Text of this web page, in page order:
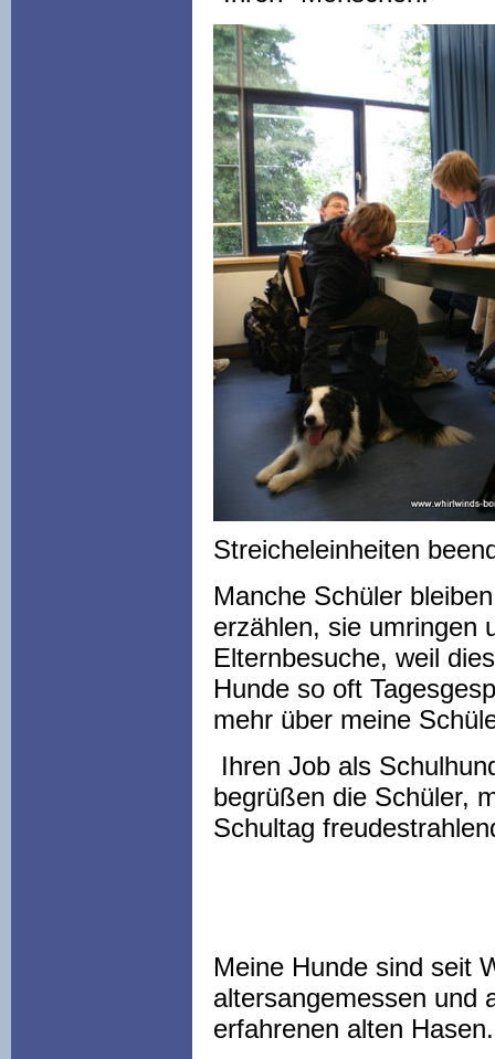
Streicheleinheiten
Manche Schüler
erzählen, sie umringen
Elternbesuche, weil
Hunde so oft
mehr über meine
Ihren Job als
begrüßen die Schüler,
Schultag
Meine Hunde sind seit
altersangemessen und
erfahrenen alten Hasen.